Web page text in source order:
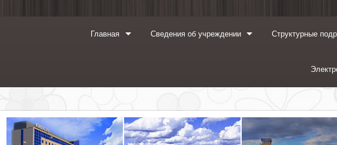
Главная Сведения об учреждении Структурные